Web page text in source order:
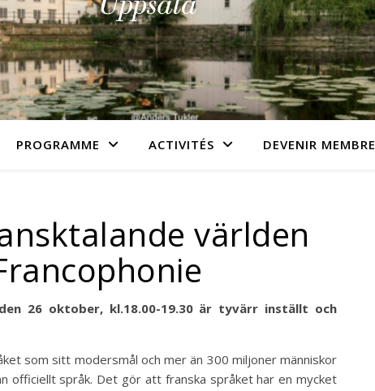
PROGRAMME ACTIVITÉS DEVENIR MEMBRE
världen
26 oktober, kl.18.00-19.30 är tyvärr inställt och
som sitt modersmål och mer än 300 miljoner människor
officiellt språk. Det gör att franska språket har en mycket